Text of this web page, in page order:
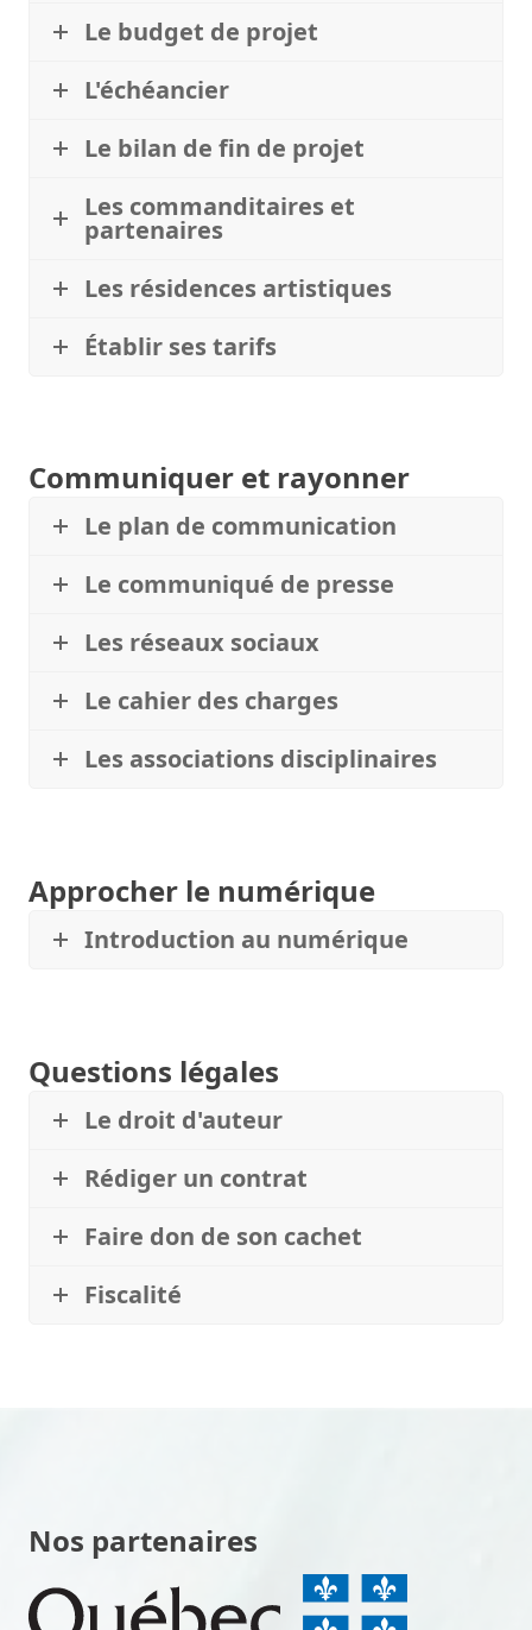
Le budget de projet
L'échéancier
Le bilan de fin de projet
Les commanditaires et
partenaires
Les résidences artistiques
Établir ses tarifs
Communiquer et rayonner
Le plan de communication
Le communiqué de presse
Les réseaux sociaux
Le cahier des charges
Les associations disciplinaires
Approcher le numérique
Introduction au numérique
Questions légales
Le droit d'auteur
Rédiger un contrat
Faire don de son cachet
Fiscalité
Nos partenaires